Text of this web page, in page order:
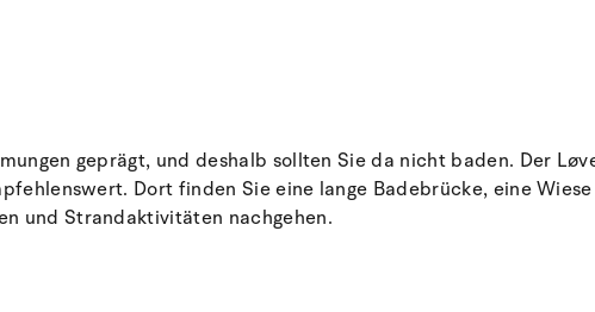
geprägt, und deshalb sollten Sie da nicht baden. Der
Dort finden Sie eine lange Badebrücke, eine
und Strandaktivitäten nachgehen.